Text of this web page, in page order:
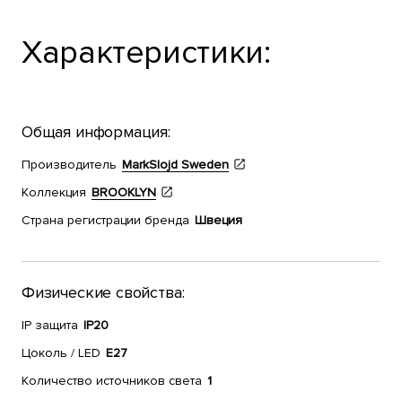
Характеристики:
Общая информация:
Производитель MarkSlojd Sweden
Коллекция BROOKLYN
Страна регистрации бренда Швеция
Физические свойства:
IP защита IP20
Цоколь / LED E27
Количество источников света 1